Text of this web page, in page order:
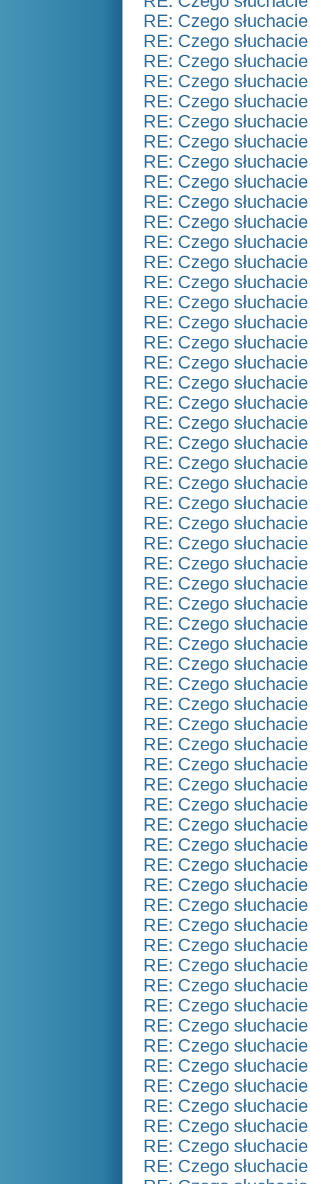
RE: Czego
RE: Czego
RE: Czego
RE: Czego
RE: Czego
RE: Czego
RE: Czego
RE: Czego
RE: Czego
RE: Czego
RE: Czego
RE: Czego
RE: Czego
RE: Czego
RE: Czego
RE: Czego
RE: Czego
RE: Czego
RE: Czego
RE: Czego
RE: Czego
RE: Czego
RE: Czego
RE: Czego
RE: Czego
RE: Czego
RE: Czego
RE: Czego
RE: Czego
RE: Czego
RE: Czego
RE: Czego
RE: Czego
RE: Czego
RE: Czego
RE: Czego
RE: Czego
RE: Czego
RE: Czego
RE: Czego
RE: Czego
RE: Czego
RE: Czego
RE: Czego
RE: Czego
RE: Czego
RE: Czego
RE: Czego
RE: Czego
RE: Czego
RE: Czego
RE: Czego
RE: Czego
RE: Czego
RE: Czego
RE: Czego
RE: Czego
RE: Czego